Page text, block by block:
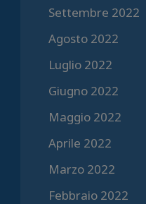
Settembre 2022
Agosto 2022
Luglio 2022
Giugno 2022
Maggio 2022
Aprile 2022
Marzo 2022
Febbraio 2022